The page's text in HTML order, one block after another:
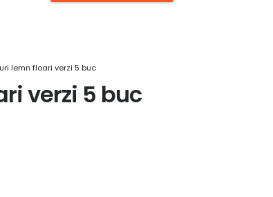
lemn floari verzi 5 buc
verzi 5 buc